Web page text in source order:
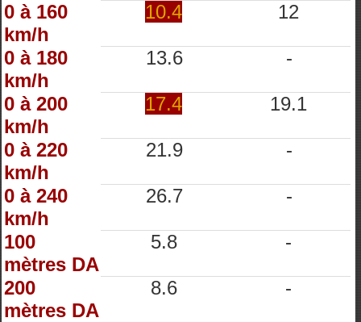
0 à 160
km/h
10.4 12
0 à 180
km/h
13.6 -
0 à 200
km/h
17.4 19.1
0 à 220
km/h
21.9 -
0 à 240
km/h
26.7 -
100
mètres DA
5.8 -
200
mètres DA
8.6 -